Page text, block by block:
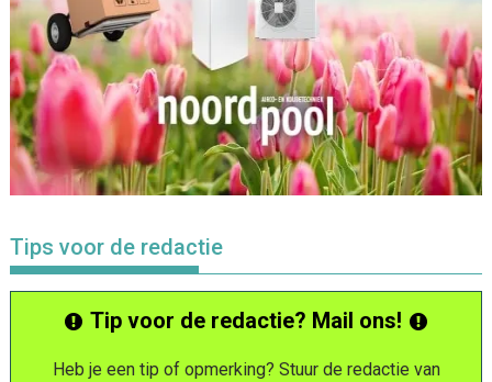
Tips voor de redactie
Tip voor de redactie? Mail ons!
Heb je een tip of opmerking? Stuur de redactie van